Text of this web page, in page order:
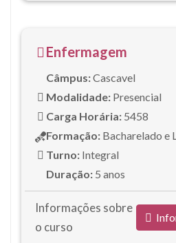
Enfermagem
Câmpus:Cascavel
Modalidade: Presencial
Carga Horária: 5458
Formação: Bacharelado e
Turno: Integral
Duração: 5 anos
Informações sobre
o curso